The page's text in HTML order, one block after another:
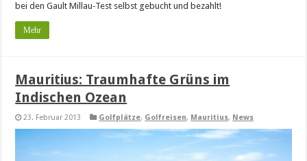
bei den Gault Millau-Test selbst gebucht und bezahlt!
Mehr
Mauritius: Traumhafte Grüns im
Indischen Ozean
23. Februar 2013 Golfplätze, Golfreisen, Mauritius, News